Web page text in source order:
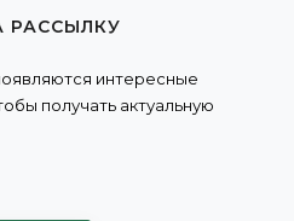
РАССЫЛКУ
интересные
получать актуальную